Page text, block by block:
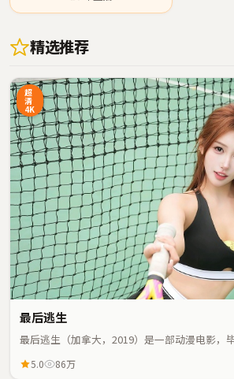
精选推荐
超
清
4K
最后逃生
最后逃生（加拿大，2019）是一部动漫电影，
5.0 86万